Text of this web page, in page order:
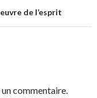
de l’esprit
commentaire.